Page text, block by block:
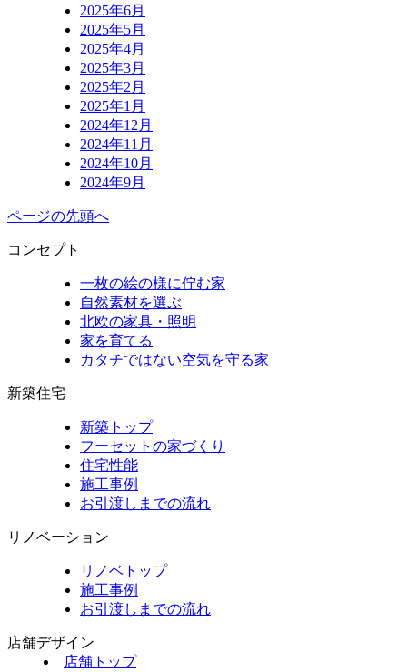
2025年6月
2025年5月
2025年4月
2025年3月
2025年2月
2025年1月
2024年12月
2024年11月
2024年10月
2024年9月
ページの先頭へ
コンセプト
一枚の絵の様に佇む家
自然素材を選ぶ
北欧の家具・照明
家を育てる
カタチではない空気を守る家
新築住宅
新築トップ
フーセットの家づくり
住宅性能
施工事例
お引渡しまでの流れ
リノベーション
リノベトップ
施工事例
お引渡しまでの流れ
店舗デザイン
店舗トップ